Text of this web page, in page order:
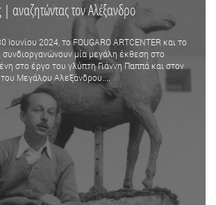
αναζητώντας τον Αλέξανδρο
Ιουνίου 2024, το FOUGARO ARTCENTER και το
μία μεγάλη έκθεση στο
στο έργο του γλύπτη Γιάννη Παππά και στον
Μεγάλου Αλεξάνδρου....